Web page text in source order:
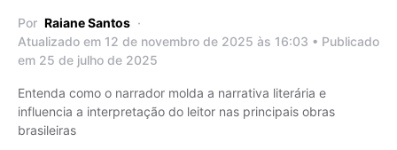
Por Raiane Santos
Atualizado em 12 de novembro de 2025 às 16:03 • Publicado
em 25 de julho de 2025
Entenda como o narrador molda a narrativa literária e
influencia a interpretação do leitor nas principais obras
brasileiras